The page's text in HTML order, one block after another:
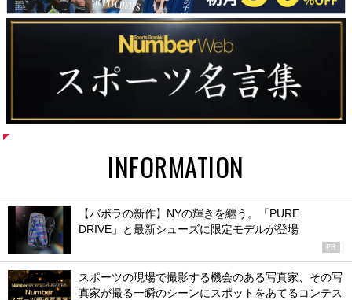
INFORMATION
【バボラの新作】NYの輝きを纏う。「PURE
DRIVE」と最新シューズに限定モデルが登場
PR
スポーツの現場で撮影する機会のある写真家、その写
真家が撮る一瞬のシーンにスポットをあてるコンテス